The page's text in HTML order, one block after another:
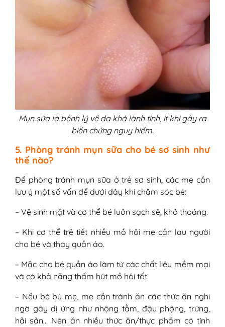
Mụn sữa là bệnh lý về da khá lành tính, ít khi gây ra
biến chứng nguy hiểm.
5. Phòng tránh mụn sữa cho bé sơ sinh như
thế nào?
Để phòng tránh mụn sữa ở trẻ sơ sinh, các mẹ cần
lưu ý một số vấn để dưới đây khi chăm sóc bé:
– Vệ sinh mặt và cơ thể bé luôn sạch sẽ, khô thoáng.
– Khi cơ thể trẻ tiết nhiều mồ hôi mẹ cần lau người
cho bé và thay quần áo.
– Mặc cho bé quần áo làm từ các chất liệu mềm mại
và có khả năng thấm hút mồ hôi tốt.
– Nếu bé bú mẹ, mẹ cần tránh ăn các thức ăn nghi
ngờ gây dị ứng như nhộng tằm, đậu phộng, trứng,
hải sản… Nên ăn nhiều thức ăn/thực phẩm có tính